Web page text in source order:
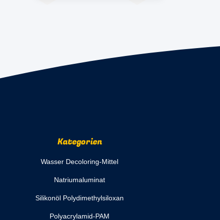
Kategorien
Wasser Decoloring-Mittel
Natriumaluminat
Silikonöl Polydimethylsiloxan
Polyacrylamid-PAM